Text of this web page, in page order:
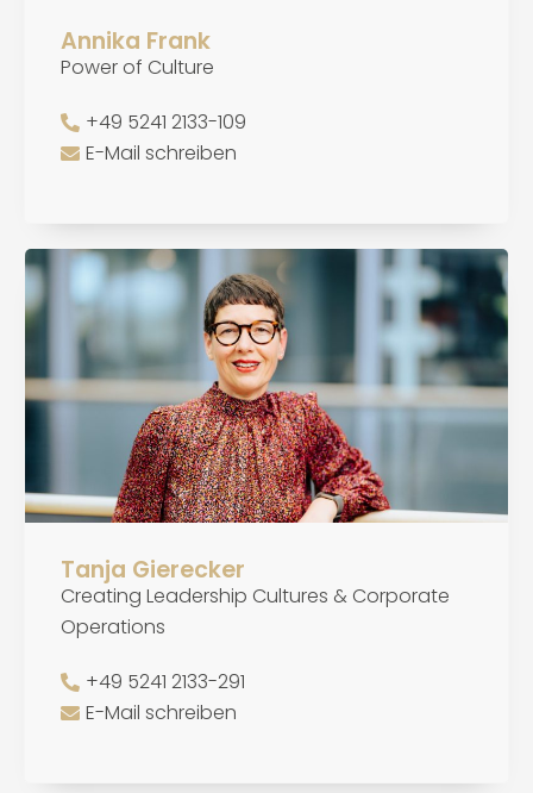
Annika Frank
Power of Culture
+49 5241 2133-109
E-Mail schreiben
Tanja Gierecker
Creating Leadership Cultures & Corporate
Operations
+49 5241 2133-291
E-Mail schreiben